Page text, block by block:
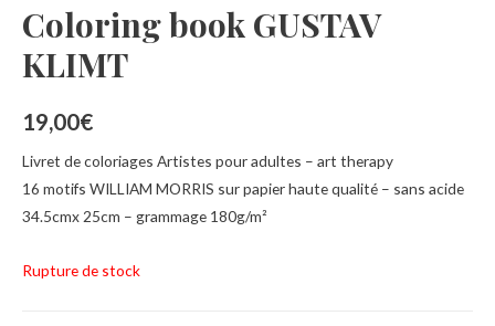
Coloring book GUSTAV
KLIMT
19,00€
Livret de coloriages Artistes pour adultes – art therapy
16 motifs WILLIAM MORRIS sur papier haute qualité – sans acide
34.5cmx 25cm – grammage 180g/m²
Rupture de stock